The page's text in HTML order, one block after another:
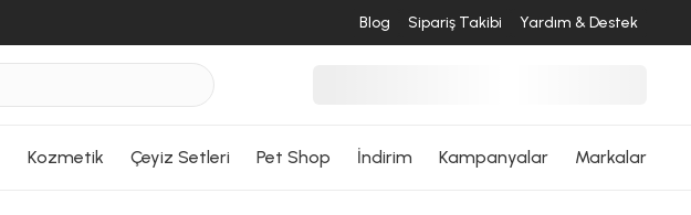
Blog Sipariş Takibi Yardım & Destek
Kozmetik Çeyiz Setleri Pet Shop İndirim Kampanyalar Markalar